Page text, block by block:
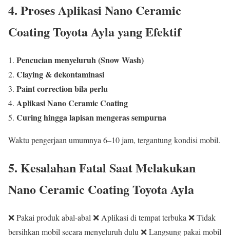
4. Proses Aplikasi Nano Ceramic
Coating Toyota Ayla yang Efektif
Pencucian menyeluruh (Snow Wash)
Claying & dekontaminasi
Paint correction bila perlu
Aplikasi Nano Ceramic Coating
Curing hingga lapisan mengeras sempurna
Waktu pengerjaan umumnya 6–10 jam, tergantung kondisi mobil.
5. Kesalahan Fatal Saat Melakukan
Nano Ceramic Coating Toyota Ayla
❌ Pakai produk abal-abal ❌ Aplikasi di tempat terbuka ❌ Tidak
bersihkan mobil secara menyeluruh dulu ❌ Langsung pakai mobil